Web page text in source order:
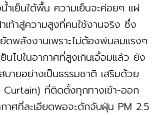
ำเย็นใต้พื้น ความเย็นจะค่อยๆ แผ่
เท้าสู่ความสูงที่คนใช้งานจริง ซึ่ง
ดพลังงานเพราะไม่ต้องพ่นลมแรงๆ
นไปในอากาศที่สูงเกินเอื้อมแล้ว ยัง
บายอย่างเป็นธรรมชาติ เสริมด้วย
ที่ติดตั้งทุกทางเข้า-ออก
าศที่ละเอียดพอจะดักจับฝุ่น PM 2.5